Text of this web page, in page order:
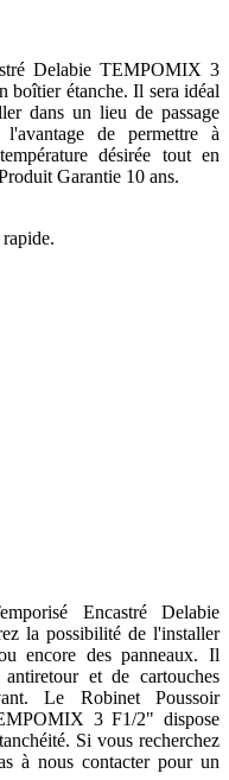
Delabie TEMPOMIX 3
boîtier étanche. Il sera idéal
dans un lieu de passage
de permettre à
désirée tout en
Garantie 10 ans.
Encastré Delabie
la possibilité de l'installer
encore des panneaux. Il
et de cartouches
Le Robinet Poussoir
3 F1/2" dispose
Si vous recherchez
à nous contacter pour un